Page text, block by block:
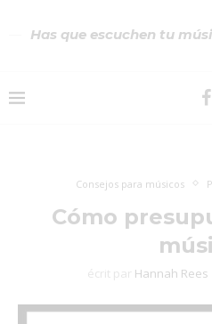
Has que escuchen tu
Consejos para músicos
Cómo
écrit par Hannah Rees